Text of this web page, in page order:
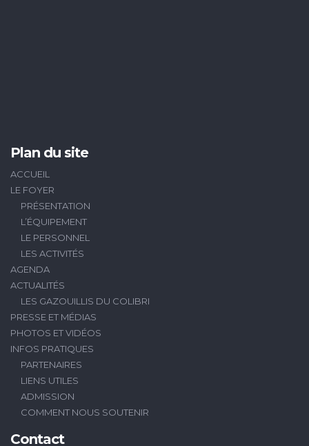
Plan du site
ACCUEIL
LE FOYER
PRÉSENTATION
L’ÉQUIPEMENT
LE PERSONNEL
LES ACTIVITÉS
AGENDA
ACTUALITÉS
LES GAZOUILLIS DU COLIBRI
PRESSE ET MÉDIAS
PHOTOS ET VIDÉOS
INFOS PRATIQUES
PARTENAIRES
LIENS UTILES
ADMISSION
COMMENT NOUS SOUTENIR
Contact